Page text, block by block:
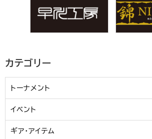
カテゴリー
トーナメント
イベント
ギア・アイテム